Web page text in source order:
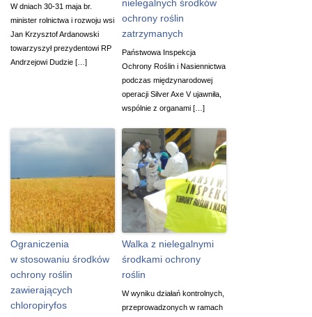
W dniach 30-31 maja br.
minister rolnictwa i rozwoju wsi
Jan Krzysztof Ardanowski
towarzyszył prezydentowi RP
Andrzejowi Dudzie […]
nielegalnych środków
ochrony roślin
zatrzymanych
Państwowa Inspekcja
Ochrony Roślin i Nasiennictwa
podczas międzynarodowej
operacji Silver Axe V ujawniła,
wspólnie z organami […]
Ograniczenia
w stosowaniu środków
ochrony roślin
zawierających
chloropiryfos
Walka z nielegalnymi
środkami ochrony
roślin
W wyniku działań kontrolnych,
przeprowadzonych w ramach